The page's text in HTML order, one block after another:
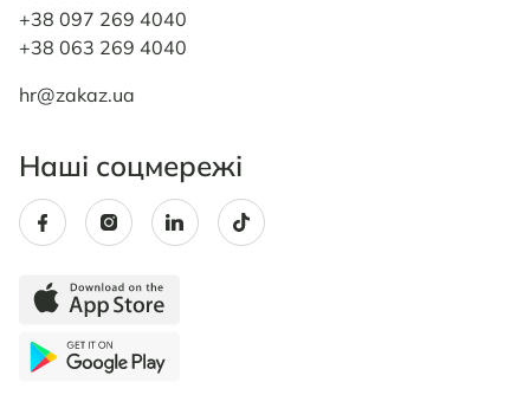
+38 097 269 4040
+38 063 269 4040
hr@zakaz.ua
Наші соцмережі